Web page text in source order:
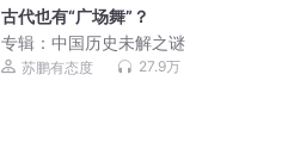
古代也有“广场舞”？
专辑： 中国历史未解之谜
苏鹏有态度 27.9万